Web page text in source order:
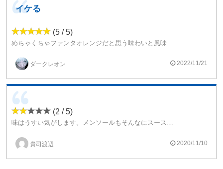
イケる
(5 / 5)
ダークレオン 2022/11/21
(2 / 5)
味はうすい気がします。メンソールもそんなにスースーしないし。もう買わないと思います。
貴司渡辺 2020/11/10